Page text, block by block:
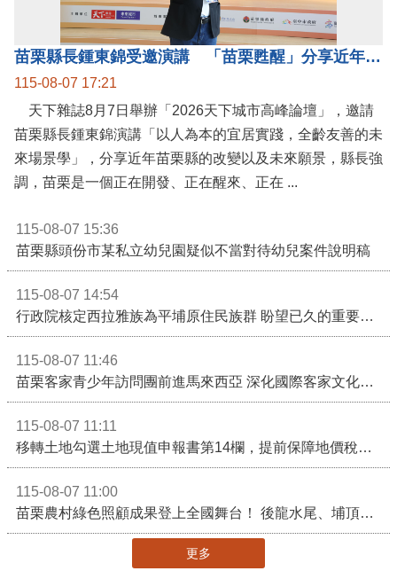
苗栗縣長鍾東錦受邀演講 「苗栗甦醒」分享近年轉變
115-08-07 17:21
天下雜誌8月7日舉辦「2026天下城市高峰論壇」，邀請
苗栗縣長鍾東錦演講「以人為本的宜居實踐，全齡友善的未
來場景學」，分享近年苗栗縣的改變以及未來願景，縣長強
調，苗栗是一個正在開發、正在醒來、正在 ...
115-08-07 15:36
苗栗縣頭份市某私立幼兒園疑似不當對待幼兒案件說明稿
115-08-07 14:54
行政院核定西拉雅族為平埔原住民族群 盼望已久的重要時刻到來！8月13日起受理民族成員名冊登記
115-08-07 11:46
苗栗客家青少年訪問團前進馬來西亞 深化國際客家文化交流
115-08-07 11:11
移轉土地勾選土地現值申報書第14欄，提前保障地價稅節稅權益
115-08-07 11:00
苗栗農村綠色照顧成果登上全國舞台！ 後龍水尾、埔頂社區前進2026高齡健康產業博覽會
更多